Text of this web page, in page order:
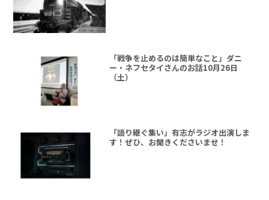
「戦争を止めるのは簡単なこと」ダニ
ー・ネフセタイさんのお話10月26日
（土）
「語り継ぐ集い」有志がラジオ出演しま
す！ぜひ、お聞きくださいませ！